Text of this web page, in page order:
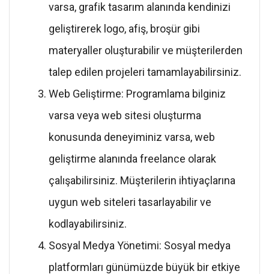
varsa, grafik tasarım alanında kendinizi
geliştirerek logo, afiş, broşür gibi
materyaller oluşturabilir ve müşterilerden
talep edilen projeleri tamamlayabilirsiniz.
Web Geliştirme: Programlama bilginiz
varsa veya web sitesi oluşturma
konusunda deneyiminiz varsa, web
geliştirme alanında freelance olarak
çalışabilirsiniz. Müşterilerin ihtiyaçlarına
uygun web siteleri tasarlayabilir ve
kodlayabilirsiniz.
Sosyal Medya Yönetimi: Sosyal medya
platformları günümüzde büyük bir etkiye